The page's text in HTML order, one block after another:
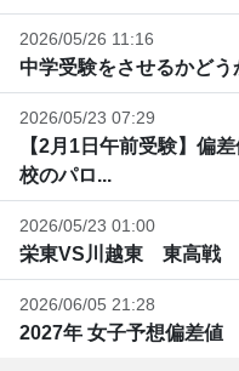
2026/05/26 11:16
中学受験をさせるかど
2026/05/23 07:29
【2月1日午前受験】偏
校のパロ...
2026/05/23 01:00
栄東VS川越東 東高戦
2026/06/05 21:28
2027年 女子予想偏差値